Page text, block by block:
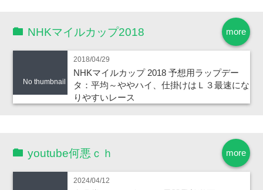
more
NHKマイルカップ2018
No thumbnail
2018/04/29
NHKマイルカップ 2018 予想用ラップデー
タ：平均～ややハイ、仕掛けはＬ３最速にな
りやすいレース
more
youtube何悪ｃｈ
2024/04/12